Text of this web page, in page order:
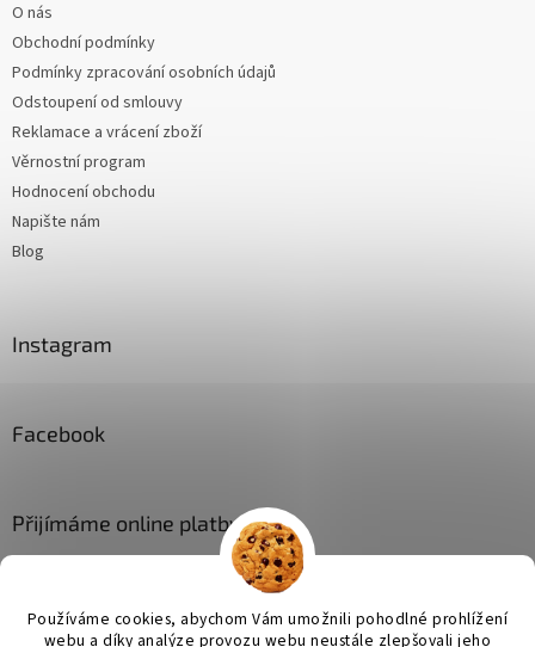
Používáme cookies, abychom Vám umožnili pohodlné prohlížení
webu a díky analýze provozu webu neustále zlepšovali jeho
O nás
Obchodní podmínky
Podmínky zpracování osobních údajů
Odstoupení od smlouvy
Reklamace a vrácení zboží
Věrnostní program
Hodnocení obchodu
Napište nám
Blog
Instagram
Facebook
Přijímáme online platby